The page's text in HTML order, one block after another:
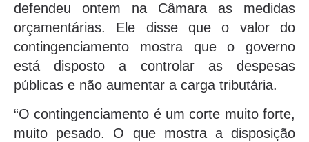
defendeu ontem na Câmara as medidas
orçamentárias. Ele disse que o valor do
contingenciamento mostra que o governo
está disposto a controlar as despesas
públicas e não aumentar a carga tributária.
“O contingenciamento é um corte muito forte,
muito pesado. O que mostra a disposição